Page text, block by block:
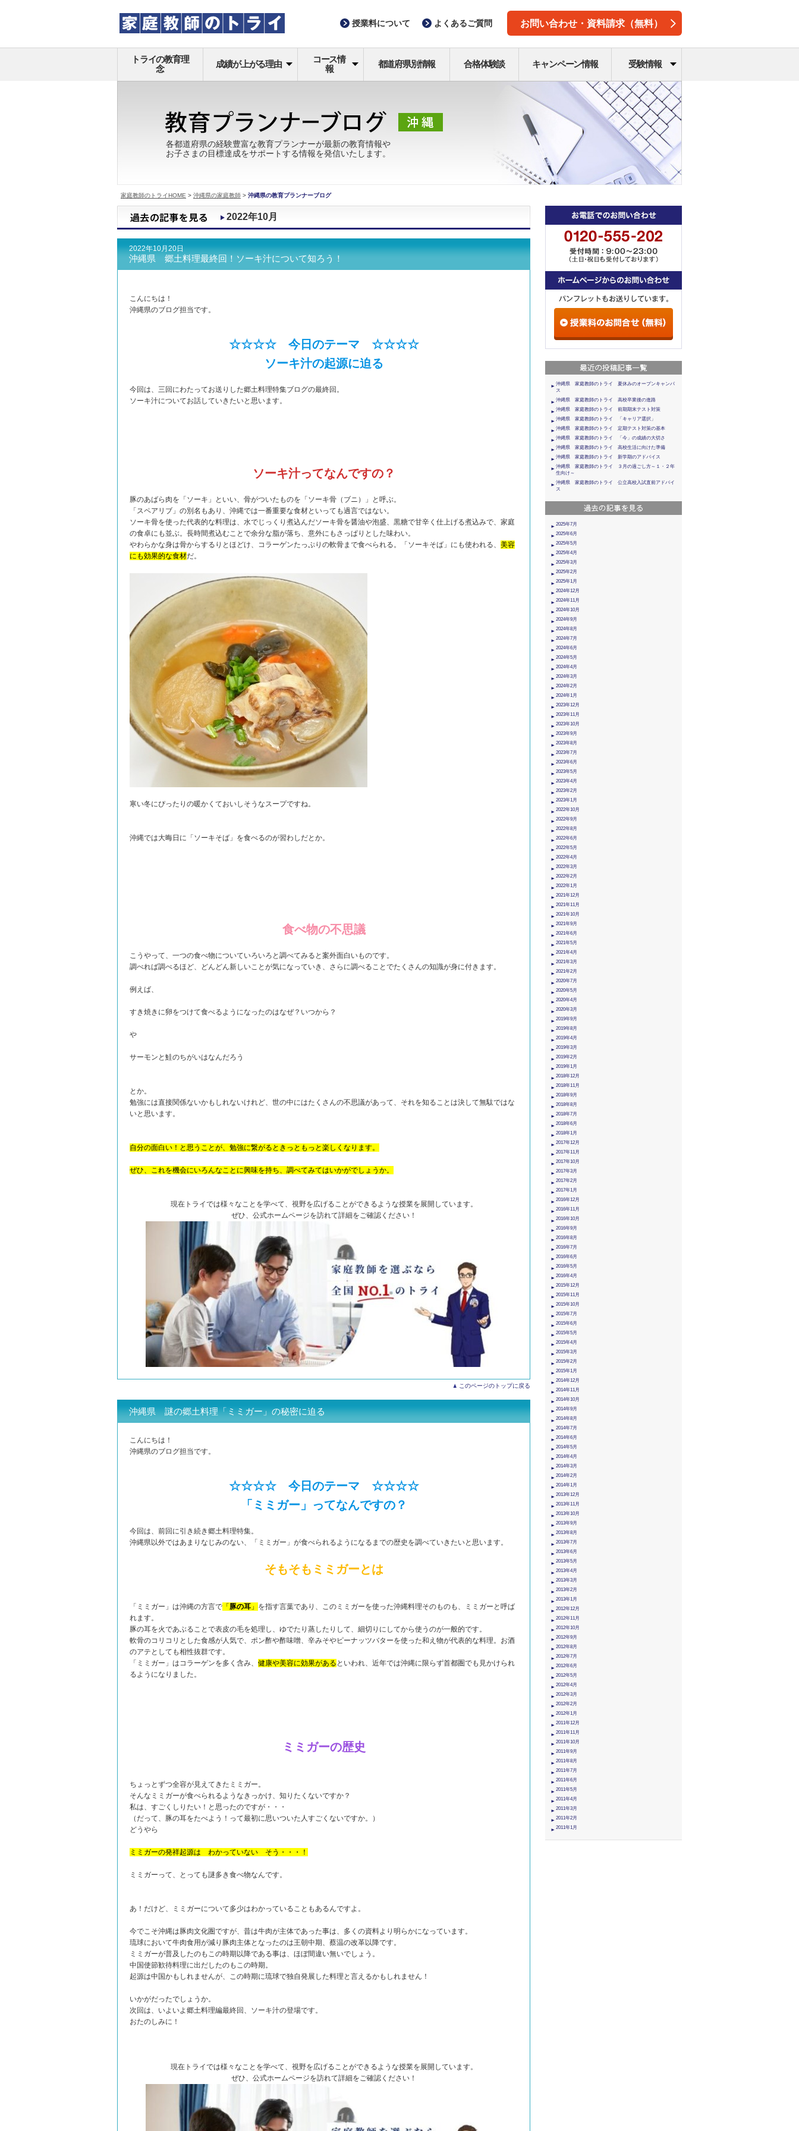
授業料について よくあるご質問 お問い合わせ・資料請求（無料）
トライの教育理
念
成績が上がる理由
コース情
報
都道府県別情報 合格体験談 キャンペーン情報 受験情報
各都道府県の経験豊富な教育プランナーが最新の教育情報や
お子さまの目標達成をサポートする情報を発信いたします。
家庭教師のトライHOME > 沖縄県の家庭教師 > 沖縄県の教育プランナーブログ
2022年10月
2022年10月20日
沖縄県 郷土料理最終回！ソーキ汁について知ろう！
こんにちは！
沖縄県のブログ担当です。
☆☆☆☆ 今日のテーマ ☆☆☆☆
ソーキ汁の起源に迫る
今回は、三回にわたってお送りした郷土料理特集ブログの最終回。
ソーキ汁についてお話していきたいと思います。
ソーキ汁ってなんですの？
豚のあばら肉を「ソーキ」といい、骨がついたものを「ソーキ骨（ブニ）」と呼ぶ。
「スペアリブ」の別名もあり、沖縄では一番重要な食材といっても過言ではない。
ソーキ骨を使った代表的な料理は、水でじっくり煮込んだソーキ骨を醤油や泡盛、黒糖で甘辛く仕上げる煮込みで、家庭
の食卓にも並ぶ。長時間煮込むことで余分な脂が落ち、意外にもさっぱりとした味わい。
やわらかな身は骨からするりとほどけ、コラーゲンたっぷりの軟骨まで食べられる。「ソーキそば」にも使われる、 美容
にも効果的な食材だ。
寒い冬にぴったりの暖かくておいしそうなスープですね。
沖縄では大晦日に「ソーキそば」を食べるのが習わしだとか。
食べ物の不思議
こうやって、一つの食べ物についていろいろと調べてみると案外面白いものです。
調べれば調べるほど、どんどん新しいことが気になっていき、さらに調べることでたくさんの知識が身に付きます。
例えば、
すき焼きに卵をつけて食べるようになったのはなぜ？いつから？
や
サーモンと鮭のちがいはなんだろう
とか。
勉強には直接関係ないかもしれないけれど、世の中にはたくさんの不思議があって、それを知ることは決して無駄ではな
いと思います。
自分の面白い！と思うことが、勉強に繋がるときっともっと楽しくなります。
ぜひ、これを機会にいろんなことに興味を持ち、調べてみてはいかがでしょうか。
現在トライでは様々なことを学べて、視野を広げることができるような授業を展開しています。
ぜひ、公式ホームページを訪れて詳細をご確認ください！
このページのトップに戻る
沖縄県 謎の郷土料理「ミミガー」の秘密に迫る
こんにちは！
沖縄県のブログ担当です。
☆☆☆☆ 今日のテーマ ☆☆☆☆
「ミミガー」ってなんですの？
今回は、前回に引き続き郷土料理特集。
沖縄県以外ではあまりなじみのない、「ミミガー」が食べられるようになるまでの歴史を調べていきたいと思います。
そもそもミミガーとは
「ミミガー」は沖縄の方言で 「 豚の耳 」 を指す言葉であり、このミミガーを使った沖縄料理そのものも、ミミガーと呼ば
れます。
豚の耳を火であぶることで表皮の毛を処理し、ゆでたり蒸したりして、細切りにしてから使うのが一般的です。
軟骨のコリコリとした食感が人気で、ポン酢や酢味噌、辛みそやピーナッツバターを使った和え物が代表的な料理。お酒
のアテとしても相性抜群です。
「ミミガー」はコラーゲンを多く含み、 健康や美容に効果がある といわれ、近年では沖縄に限らず首都圏でも見かけられ
るようになりました。
ミミガーの歴史
ちょっとずつ全容が見えてきたミミガー。
そんなミミガーが食べられるようなきっかけ、知りたくないですか？
私は、すごくしりたい！と思ったのですが・・・
（だって、豚の耳をたべよう！って最初に思いついた人すごくないですか。）
どうやら
ミミガーの発祥起源は わかっていない そう・・・！
ミミガーって、とっても謎多き食べ物なんです。
あ！だけど、ミミガーについて多少はわかっていることもあるんですよ。
今でこそ沖縄は豚肉文化圏ですが、昔は牛肉が主体であった事は、多くの資料より明らかになっています。
琉球において牛肉食用が減り豚肉主体となったのは王朝中期、蔡温の改革以降です。
ミミガーが普及したのもこの時期以降である事は、ほぼ間違い無いでしょう。
中国使節歓待料理に出だしたのもこの時期。
起源は中国かもしれませんが、この時期に琉球で独自発展した料理と言えるかもしれません！
いかがだったでしょうか。
次回は、いよいよ郷土料理編最終回、ソーキ汁の登場です。
おたのしみに！
現在トライでは様々なことを学べて、視野を広げることができるような授業を展開しています。
ぜひ、公式ホームページを訪れて詳細をご確認ください！
沖縄県 家庭教師のトライ 夏休みのオープンキャンパ
ス
沖縄県 家庭教師のトライ 高校卒業後の進路
沖縄県 家庭教師のトライ 前期期末テスト対策
沖縄県 家庭教師のトライ 「キャリア選択」
沖縄県 家庭教師のトライ 定期テスト対策の基本
沖縄県 家庭教師のトライ 「今」の成績の大切さ
沖縄県 家庭教師のトライ 高校生活に向けた準備
沖縄県 家庭教師のトライ 新学期のアドバイス
沖縄県 家庭教師のトライ ３月の過ごし方～１・２年
生向け～
沖縄県 家庭教師のトライ 公立高校入試直前アドバイ
ス
2025年7月
2025年6月
2025年5月
2025年4月
2025年3月
2025年2月
2025年1月
2024年12月
2024年11月
2024年10月
2024年9月
2024年8月
2024年7月
2024年6月
2024年5月
2024年4月
2024年3月
2024年2月
2024年1月
2023年12月
2023年11月
2023年10月
2023年9月
2023年8月
2023年7月
2023年6月
2023年5月
2023年4月
2023年2月
2023年1月
2022年10月
2022年9月
2022年8月
2022年6月
2022年5月
2022年4月
2022年3月
2022年2月
2022年1月
2021年12月
2021年11月
2021年10月
2021年9月
2021年6月
2021年5月
2021年4月
2021年3月
2021年2月
2020年7月
2020年5月
2020年4月
2020年3月
2019年9月
2019年8月
2019年4月
2019年3月
2019年2月
2019年1月
2018年12月
2018年11月
2018年9月
2018年8月
2018年7月
2018年6月
2018年1月
2017年12月
2017年11月
2017年10月
2017年3月
2017年2月
2017年1月
2016年12月
2016年11月
2016年10月
2016年9月
2016年8月
2016年7月
2016年6月
2016年5月
2016年4月
2015年12月
2015年11月
2015年10月
2015年7月
2015年6月
2015年5月
2015年4月
2015年3月
2015年2月
2015年1月
2014年12月
2014年11月
2014年10月
2014年9月
2014年8月
2014年7月
2014年6月
2014年5月
2014年4月
2014年3月
2014年2月
2014年1月
2013年12月
2013年11月
2013年10月
2013年9月
2013年8月
2013年7月
2013年6月
2013年5月
2013年4月
2013年3月
2013年2月
2013年1月
2012年12月
2012年11月
2012年10月
2012年9月
2012年8月
2012年7月
2012年6月
2012年5月
2012年4月
2012年3月
2012年2月
2012年1月
2011年12月
2011年11月
2011年10月
2011年9月
2011年8月
2011年7月
2011年6月
2011年5月
2011年4月
2011年3月
2011年2月
2011年1月